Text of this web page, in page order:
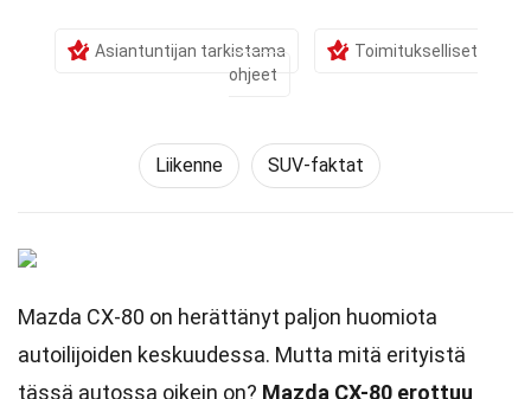
Asiantuntijan tarkistama
Toimitukselliset
ohjeet
Liikenne SUV-faktat
Mazda CX-80 on herättänyt paljon huomiota
autoilijoiden keskuudessa. Mutta mitä erityistä
tässä autossa oikein on? Mazda CX-80 erottuu